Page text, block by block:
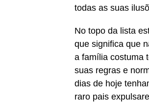
todas as suas
No topo da lista
que significa que
a família costuma
suas regras e
dias de hoje
raro pais